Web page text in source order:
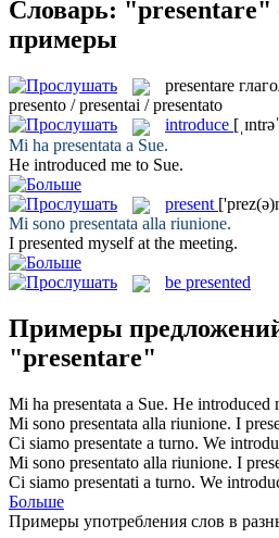
Словарь: "presentare"
примеры
presentare
presento / presentai / presentato
introduce
Mi ha presentata a Sue.
He introduced me to Sue.
present
Mi sono presentata alla riunione.
I presented myself at the meeting.
be presented
Примеры
"presentare"
Mi ha presentata a Sue. He introduced
Mi sono presentata alla riunione. I
Ci siamo presentate a turno. We
Mi sono presentato alla riunione. I
Ci siamo presentati a turno. We
Больше
Примеры употребления слов в